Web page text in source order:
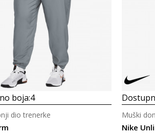
boja:4
dio trenerke
Nike
Muški